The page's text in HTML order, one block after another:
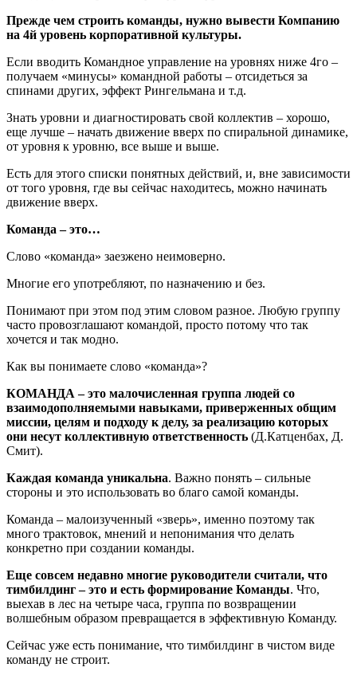
Прежде чем строить команды, нужно вывести Компанию
на 4й уровень корпоративной культуры.
Если вводить Командное управление на уровнях ниже 4го –
получаем «минусы» командной работы – отсидеться за
спинами других, эффект Рингельмана и т.д.
Знать уровни и диагностировать свой коллектив – хорошо,
еще лучше – начать движение вверх по спиральной динамике,
от уровня к уровню, все выше и выше.
Есть для этого списки понятных действий, и, вне зависимости
от того уровня, где вы сейчас находитесь, можно начинать
движение вверх.
Команда – это…
Слово «команда» заезжено неимоверно.
Многие его употребляют, по назначению и без.
Понимают при этом под этим словом разное. Любую группу
часто провозглашают командой, просто потому что так
хочется и так модно.
Как вы понимаете слово «команда»?
КОМАНДА – это малочисленная группа людей со
взаимодополняемыми навыками, приверженных общим
миссии, целям и подходу к делу, за реализацию которых
они несут коллективную ответственность (Д.Катценбах, Д.
Смит).
Каждая команда уникальна. Важно понять – сильные
стороны и это использовать во благо самой команды.
Команда – малоизученный «зверь», именно поэтому так
много трактовок, мнений и непонимания что делать
конкретно при создании команды.
Еще совсем недавно многие руководители считали, что
тимбилдинг – это и есть формирование Команды. Что,
выехав в лес на четыре часа, группа по возвращении
волшебным образом превращается в эффективную Команду.
Сейчас уже есть понимание, что тимбилдинг в чистом виде
команду не строит.